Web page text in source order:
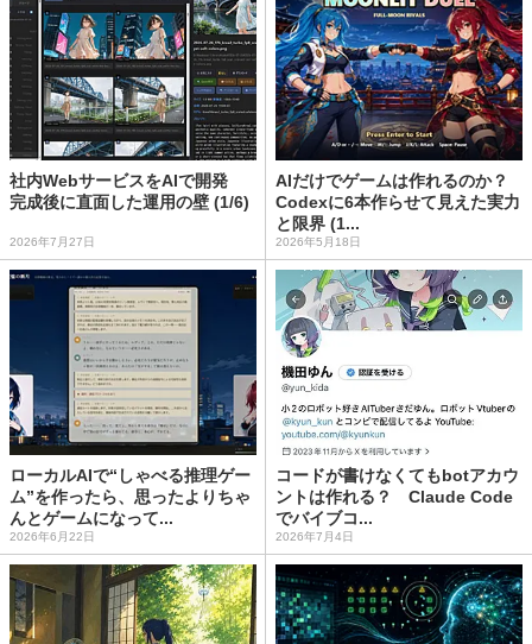
社内WebサービスをAIで開発
完成後に直面した運用の壁 (1/6)
2026年7月27日
AIだけでゲームは作れるのか？
Codexに6本作らせて見えた実力
と限界 (1...
2026年5月18日
ローカルAIで“しゃべる推理ゲー
ム”を作ったら、思ったよりちゃ
んとゲームになって...
2026年6月22日
コードが書けなくてもbotアカウ
ントは作れる？ Claude Code
でバイブコ...
2026年7月4日